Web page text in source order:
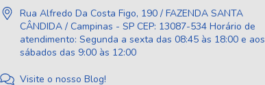
Rua Alfredo Da Costa Figo, 190 / FAZENDA SANTA
CÂNDIDA / Campinas - SP CEP: 13087-534 Horário de
atendimento: Segunda a sexta das 08:45 às 18:00 e aos
sábados das 9:00 às 12:00
Visite o nosso Blog!